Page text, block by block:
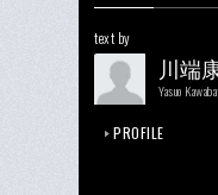
text by
川端
Yasuo
PROFILE